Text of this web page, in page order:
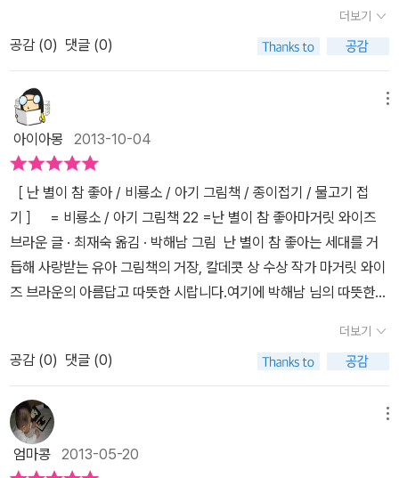
으로 다가올 수 있었던 것 같아요! 첫 페이지의 노란 새의 깃털도, 물
속에 잠긴 강아지의 거친 털도, 그리고 각양각색의 사람들이 입고 있
는 옷들 모두 천을 사용한 콜라주라서 아이에게 <난 별이 참 좋아>를
읽어주면서 삽화 보는 재미가 쏠쏠하네요. 뿐만 아니라 물감불기
(물가 풀)나 물감 떨어뜨리기(밤하늘)같은 기법도 사용해서 표현했기
때문에 저처럼 독후활동까지 연계해서 생각한다면 물감놀이를 하기
전에 간단히 읽어주기에도 괜챦은 그림책이에요~ 물론 '난 씨앗이 참
좋아'에서 시작해서 '난 물고기가 참 좋아','난 사람들이 참 좋아'에 이
어 '난 별이 참 좋아'로 이어지는 내용도 읽으면 읽을수록 놓치기 쉬운
자연의 작은 부분(씨앗)부터 시작해서 광활한 우주의 별들까지 아이
들의 시선에 비춰지는 각양각색 모습들을 담아내고 있어서 잠자리 독
서타임에 읽어주기에도 딱 좋은 듯 해요! <난 별이 참 좋아>를 들으
가 좋아하는 대상과 즐겁게 노는 꿈을 꾸지 않을까 싶어요! 4살 종
속 작은 삽화까지도 꼼꼼히 살펴보는 종호인지라 그제 놀이터에서 만
났던 민들레가 한 눈에 들어왔나봐요!'엄마, 민들레는 호~하고 불어!'
하면서 연신 불어대는 퍼포먼스를 선보이더라구요!ㅎㅎ 엄마의 예
로 만들어낸 삽화를 보면서 아이와 느낌에 대해 이야기 나누어도 좋
을듯 하다. 저마다 좋아하는것을 말하며 릴레이 형식으로 페이지가
지에는 수많은 별들이 펼쳐진다. 별을 표현한 것도 물감뿌리기 활
동으로 나올 수 있는, 또는 물감에 구슬굴리기 하여 구슬그림으로도
보여지는 별이 참 좋은 페이지. 요즘들어 자기가 원하는 책을 가지
고 와 뒷걸음질로 무릎에 앉아 함께 그림책을 보곤하는데, 이렇게 둘
이 앉아 책을 볼때마다 행복하다라는 생각이 절로 든다.아이의 머리
와 어깨 사이로 보이는 그림들이 재미있고 신기해서 아이도 페이지를
넘기며 추임새를 넣어주기도 한다. 내용이 조근조근 속삭이는듯한
느낌을 주면서 알록달록 묘모조모 숨어있는 다양한 질감의 재료를 찾
아아이와 함께 미술놀이를 시작하기 좋은 책으로 호기심 많은 우리아
아요 그리고 말해요~난 별이 참 좋아~ 밤하늘을 아름답게 빛나게
하는 별이 참 좋아요 참 아름다운 것들이 많아요참 좋은 것들도 많구
요 우리 뚱이와 함께 이제 뭉치도 책을 보면서 표현을 하기 시작하네
요 이것이 정말 신기하고책을 보는 우리 아이의 눈을 따라저도 마냥
신기하게 책을 보게 되네요 아이들의 눈은 정말 신기해요처음 보게
되는거첨 보는 것에 사랑을 빠지는 연인의 눈빛이 이럴까요? 난 별이
참 좋아아름답고 따뜻한 시가 우리 아이의 눈속에서 살아나는것같네
요 이제 하나씩 알아가는 아이의 눈에서 참 이쁜 책을 만나게 되었
네요어른인 저만 봤다면 이 책이 이만큼 아름다고 따뜻한지는 몰랐을
것같아요 우리 아이들의 눈에 비친아름다운 것들 같이 보는 제 눈
도 따라 웃네요
더보기
공감 (0) 댓글 (0)
아이아몽 2013-10-04
［ 난 별이 참 좋아 / 비룡소 / 아기 그림책 / 종이접기 / 물고기 접
기 ］ = 비룡소 / 아기 그림책 22 =난 별이 참 좋아마거릿 와이즈
브라운 글 · 최재숙 옮김 · 박해남 그림 난 별이 참 좋아는 세대를 거
듭해 사랑받는 유아 그림책의 거장, 칼데콧 상 수상 작가 마거릿 와이
즈 브라운의 아름답고 따뜻한 시랍니다.여기에 박해남 님의 따뜻한
림은 우리 나라 사람. 그래서 외국에서 출판된 책은 그림이 틀리답니
다.외국에서 출판된 책 보다 비룡소의 이 그림이 더 따스하고 마거릿
와이즈 브라운 시와도 더 잘 어울려요.이 정도면 역수출되어도 마땅
할텐데 말입니다.^^ 난 씨앗이 참 좋아. 하늘을 나는 노란 새를 보자
아몽이가 하늘을 나는 시늉을 해요.그리고 사진에 보태진 않았지만,
좀전에 동작에 얽힌 영어 공부를 했었는데 교구들을 다시 꺼내와 조
더보기
공감 (0) 댓글 (0)
엄마콩 2013-05-20